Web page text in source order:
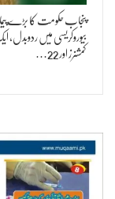
پنجاب حکومت کا بڑے
کمشنرز اور 22…